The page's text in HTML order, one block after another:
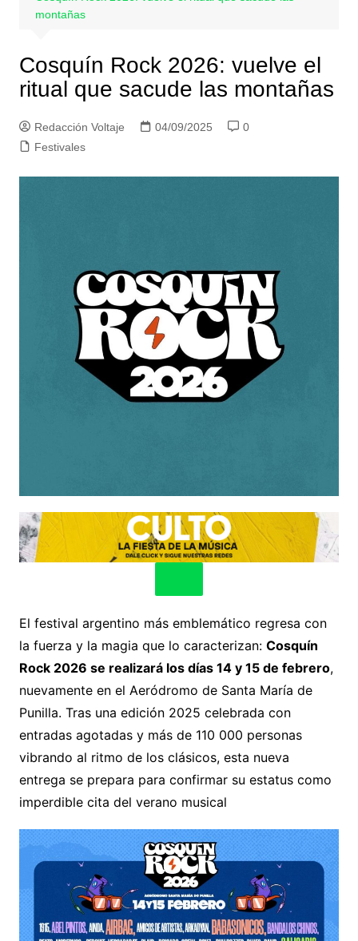
montañas
Cosquín Rock 2026: vuelve el
ritual que sacude las montañas
Redacción Voltaje 04/09/2025
0
Festivales
El festival argentino más emblemático regresa con
la fuerza y la magia que lo caracterizan: Cosquín
Rock 2026 se realizará los días 14 y 15 de febrero,
nuevamente en el Aeródromo de Santa María de
Punilla. Tras una edición 2025 celebrada con
entradas agotadas y más de 110 000 personas
vibrando al ritmo de los clásicos, esta nueva
entrega se prepara para confirmar su estatus como
imperdible cita del verano musical